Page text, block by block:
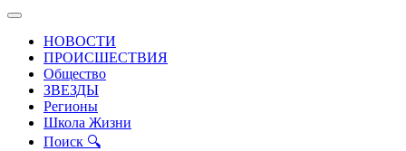
НОВОСТИ
ПРОИСШЕСТВИЯ
Общество
ЗВЕЗДЫ
Регионы
Школа Жизни
Поиск 🔍